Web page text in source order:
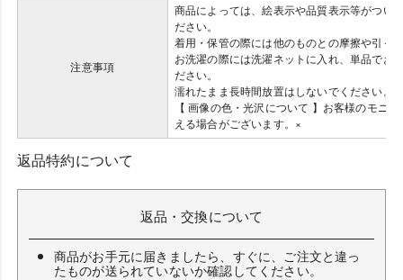
注意事項
商品によっては、絵表示や品質表示等がつい
ださい。
着用・保管の際には他のものとの摩擦や引っ
お洗濯の際には洗濯ネットに入れ、単品でお
ださい。
濡れたまま長時間放置はしないでください。
【 画像の色・光沢について 】お客様のモニ
える場合がございます。×
返品特約について
返品・交換について
商品がお手元に届きましたら、すぐに、ご注文と違っ
たものが送られていないか確認してください。